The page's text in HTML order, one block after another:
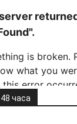
часа